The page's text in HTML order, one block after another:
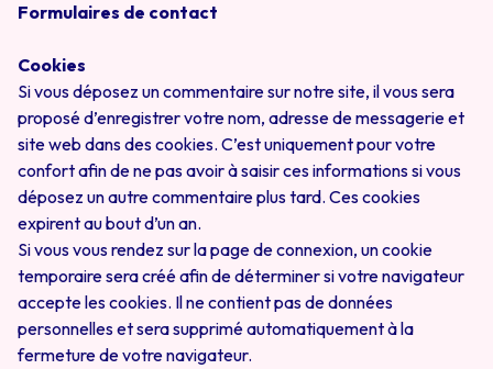
Formulaires de contact
Cookies
Si vous déposez un commentaire sur notre site, il vous sera
proposé d’enregistrer votre nom, adresse de messagerie et
site web dans des cookies. C’est uniquement pour votre
confort afin de ne pas avoir à saisir ces informations si vous
déposez un autre commentaire plus tard. Ces cookies
expirent au bout d’un an.
Si vous vous rendez sur la page de connexion, un cookie
temporaire sera créé afin de déterminer si votre navigateur
accepte les cookies. Il ne contient pas de données
personnelles et sera supprimé automatiquement à la
fermeture de votre navigateur.